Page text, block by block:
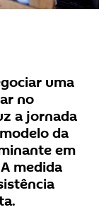
uma
no
a jornada
da
em
medida